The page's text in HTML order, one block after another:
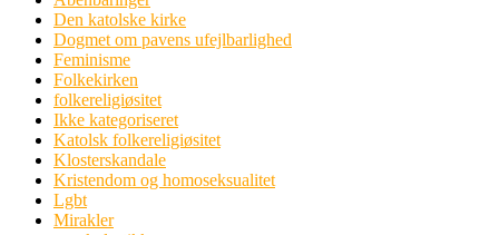
Den katolske kirke
Dogmet om pavens ufejlbarlighed
Feminisme
Folkekirken
folkereligiøsitet
Ikke kategoriseret
Katolsk folkereligiøsitet
Klosterskandale
Kristendom og homoseksualitet
Lgbt
Mirakler